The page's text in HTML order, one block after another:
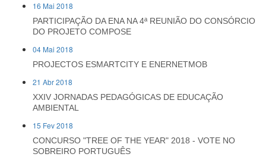
16 Mai 2018
PARTICIPAÇÃO DA ENA NA 4ª REUNIÃO DO CONSÓRCIO
DO PROJETO COMPOSE
04 Mai 2018
PROJECTOS ESMARTCITY E ENERNETMOB
21 Abr 2018
XXIV JORNADAS PEDAGÓGICAS DE EDUCAÇÃO
AMBIENTAL
15 Fev 2018
CONCURSO "TREE OF THE YEAR" 2018 - VOTE NO
SOBREIRO PORTUGUÊS